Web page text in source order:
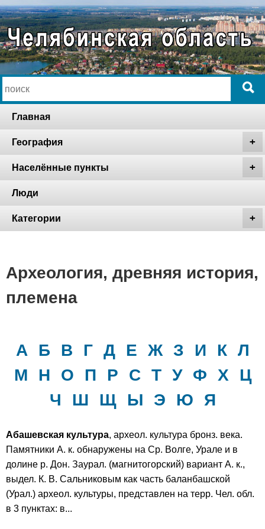
Главная
География
Населённые пункты
Люди
Категории
Археология, древняя история,
племена
А Б В Г Д Е Ж З И К Л
М
Н О П Р С Т У Ф Х
Ц
Ч
Ш Щ Ы Э Ю Я
Абашевская культура, археол. культура бронз. века.
Памятники А. к. обнаружены на Ср. Волге, Урале и в
долине р. Дон. Заурал. (магнитогорский) вариант А. к.,
выдел. К. В. Сальниковым как часть баланбашской
(Урал.) археол. культуры, представлен на терр. Чел. обл.
в 3 пунктах: в...